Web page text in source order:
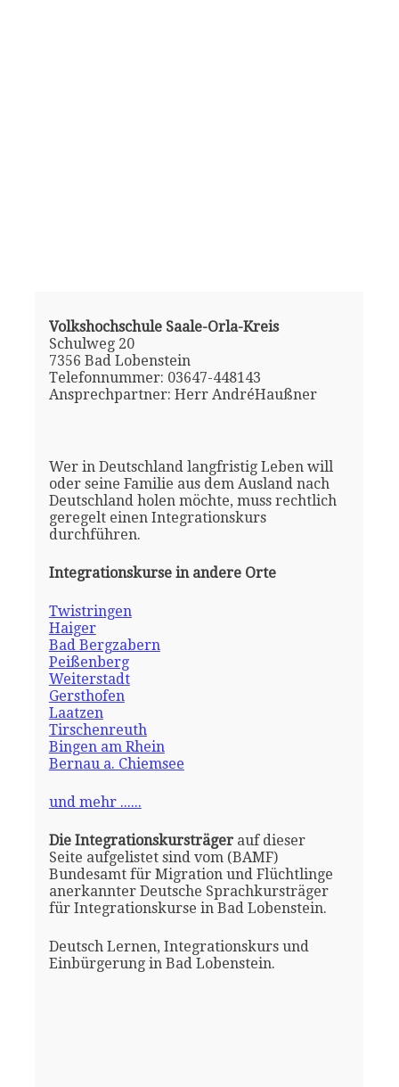
Volkshochschule Saale-Orla-Kreis
Schulweg 20
7356 Bad Lobenstein
Telefonnummer: 03647-448143
Ansprechpartner: Herr AndréHaußner
Wer in Deutschland langfristig Leben will
oder seine Familie aus dem Ausland nach
Deutschland holen möchte, muss rechtlich
geregelt einen Integrationskurs
durchführen.
Integrationskurse in andere Orte
Twistringen
Haiger
Bad Bergzabern
Peißenberg
Weiterstadt
Gersthofen
Laatzen
Tirschenreuth
Bingen am Rhein
Bernau a. Chiemsee
und mehr ......
Die Integrationskursträgerauf dieser
Seite aufgelistet sind vom (BAMF)
Bundesamt für Migration und Flüchtlinge
anerkannter Deutsche Sprachkursträger
für Integrationskurse in Bad Lobenstein.
Deutsch Lernen, Integrationskurs und
Einbürgerung in Bad Lobenstein.